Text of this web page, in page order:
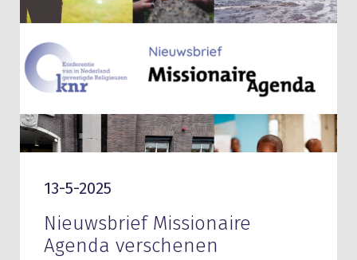
13-5-2025
Nieuwsbrief Missionaire
Agenda verschenen